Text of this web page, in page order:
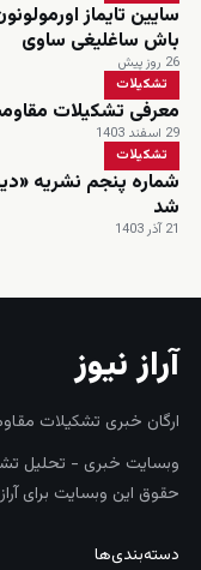
سایین تایماز
باش ساغلیغی ساوی
26 روز پیش
تشکیلات
معرفی تشکیلات
29 اسفند 1403
تشکیلات
شد
21 آذر 1403
آراز نیوز
ارگان خبری تشکیلات
وبسایت خبری - تحلیل
حقوق این وبسایت برای
دسته‌بندی‌ها